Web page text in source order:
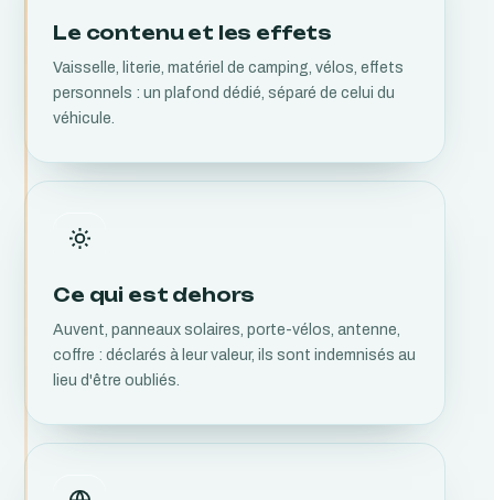
Le contenu et les effets
Vaisselle, literie, matériel de camping, vélos, effets
personnels : un plafond dédié, séparé de celui du
véhicule.
Ce qui est dehors
Auvent, panneaux solaires, porte-vélos, antenne,
coffre : déclarés à leur valeur, ils sont indemnisés au
lieu d'être oubliés.